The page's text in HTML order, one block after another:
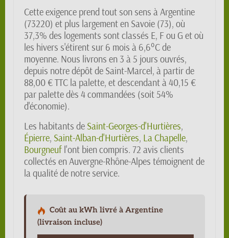
Cette exigence prend tout son sens à Argentine
(73220) et plus largement en Savoie (73), où
37,3% des logements sont classés E, F ou G et où
les hivers s'étirent sur 6 mois à 6,6°C de
moyenne. Nous livrons en 3 à 5 jours ouvrés,
depuis notre dépôt de Saint-Marcel, à partir de
88,00 € TTC la palette, et descendant à 40,15 €
par palette dès 4 commandées (soit 54%
d'économie).
Les habitants de Saint-Georges-d'Hurtières,
Épierre, Saint-Alban-d'Hurtières, La Chapelle,
Bourgneuf l'ont bien compris. 72 avis clients
collectés en Auvergne-Rhône-Alpes témoignent de
la qualité de notre service.
Coût au kWh livré à Argentine
(livraison incluse)